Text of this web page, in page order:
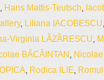
, Hans Mattis-Teutsch,
, Liliana IACOBESCU,
Virginia LÃZÃRESCU,
BÃCÃINTAN ,
, Rodica ILIE,